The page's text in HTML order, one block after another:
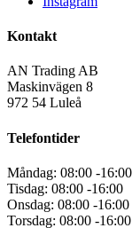
Kontakt
AN Trading AB
Maskinvägen 8
972 54 Luleå
Telefontider
Måndag: 08:00 -16:00
Tisdag: 08:00 -16:00
Onsdag: 08:00 -16:00
Torsdag: 08:00 -16:00